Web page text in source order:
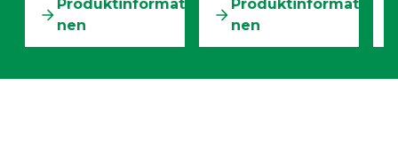
Produktinformatio
nen
Produktinformatio
nen